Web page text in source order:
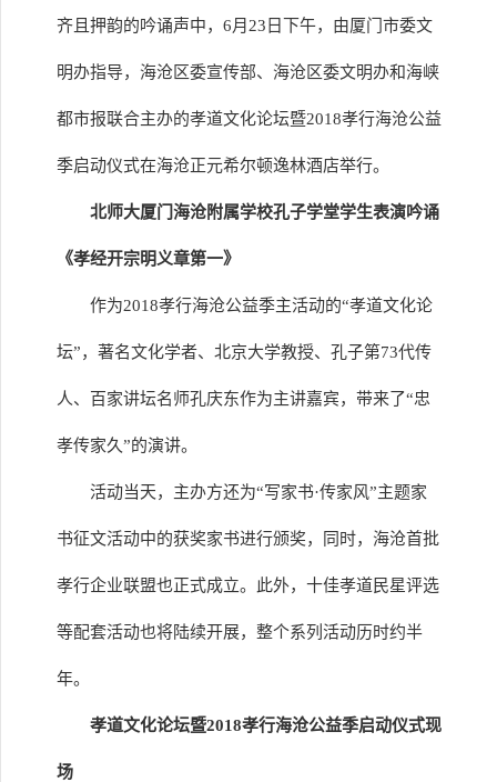
齐且押韵的吟诵声中，6月23日下午，由厦门市委文
明办指导，海沧区委宣传部、海沧区委文明办和海峡
都市报联合主办的孝道文化论坛暨2018孝行海沧公益
季启动仪式在海沧正元希尔顿逸林酒店举行。
北师大厦门海沧附属学校孔子学堂学生表演吟诵
《孝经开宗明义章第一》
作为2018孝行海沧公益季主活动的“孝道文化论
坛”，著名文化学者、北京大学教授、孔子第73代传
人、百家讲坛名师孔庆东作为主讲嘉宾，带来了“忠
孝传家久”的演讲。
活动当天，主办方还为“写家书·传家风”主题家
书征文活动中的获奖家书进行颁奖，同时，海沧首批
孝行企业联盟也正式成立。此外，十佳孝道民星评选
等配套活动也将陆续开展，整个系列活动历时约半
年。
孝道文化论坛暨2018孝行海沧公益季启动仪式现
场